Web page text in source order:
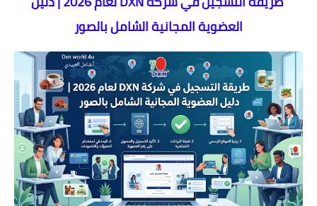
العضوية المجانية الشامل بالصور